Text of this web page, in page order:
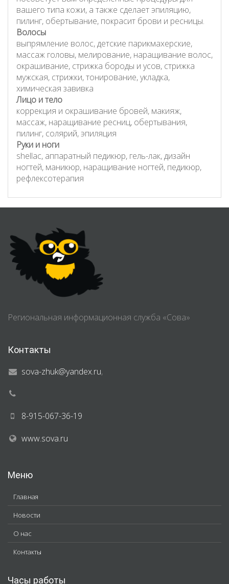
вашего типа кожи, а также сделает эпиляцию,
пилинг, обертывание, покрасит брови и ресницы.
Волосы
выпрямление волос, детские парикмахерские,
массаж головы, мелирование, наращивание волос,
окрашивание, стрижка бороды и усов, стрижка
мужская, стрижки, тонирование, укладка,
химическая завивка
Лицо и тело
коррекция и окрашивание бровей, макияж,
массаж, наращивание ресниц, обертывания,
пилинг, солярий, эпиляция
Руки и ноги
shellac, аппаратный педикюр, гель-лак, дизайн
ногтей, маникюр, наращивание ногтей, педикюр,
рефлексотерапия
Региональная информационная служба «Сова»
Контакты
sova-zhuk@yandex.ru,
8-915-067-36-19
www.sova.ru
Меню
Главная
Новости
О нас
Контакты
Часы работы